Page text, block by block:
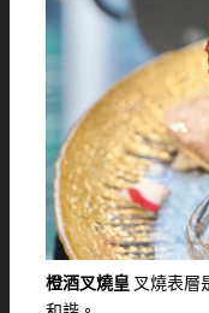
橙酒叉燒皇 叉燒表層